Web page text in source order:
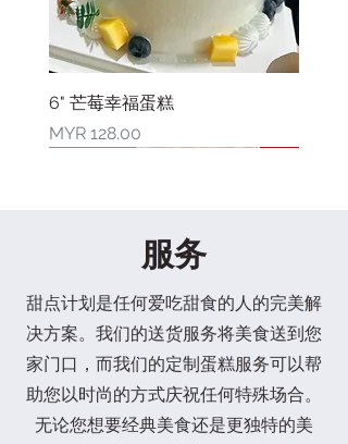
6" 芒莓幸福蛋糕
價格
MYR 128.00
6" 莓满幸福蛋糕
4" 草莓开心果巴斯克芝士蛋糕
6" 草莓开心果巴斯克芝士蛋糕
母亲节限量礼盒
8"水果花束蛋糕
4" 芒果蓝莓花漾蛋糕
2" 小熊三宝蛋糕
6"爸爸王座蛋糕
6寸爸爸奖状蛋糕
6"香印葡萄蛋糕
6" 向日葵花蛋糕
6"康乃馨花束蛋糕
六六大顺礼盒 (素食)
六六大顺礼盒
喜乐套装(素食)
服务
甜点计划是任何爱吃甜食的人的完美解
决方案。我们的送货服务将美食送到您
家门口，而我们的定制蛋糕服务可以帮
助您以时尚的方式庆祝任何特殊场合。
无论您想要经典美食还是更独特的美